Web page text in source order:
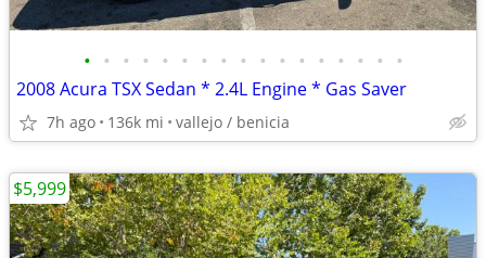
• • • • • • • • • • • • • • • • •
2008 Acura TSX Sedan * 2.4L Engine * Gas Saver
7h ago 136k mi vallejo / benicia
$5,999